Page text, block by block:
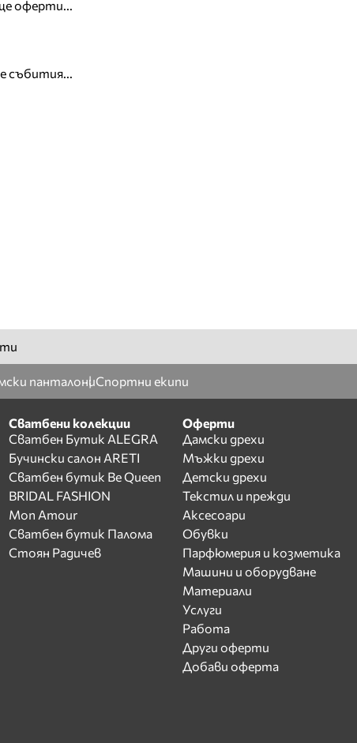
оферти...
събития...
панталониСпортни екипи
Сватбени колекции
Сватбен Бутик ALEGRA
Бучински салон ARETI
Сватбен бутик Be Queen
BRIDAL FASHION
Mon Amour
Сватбен бутик Палома
Стоян Радичев
Оферти
Дамски дрехи
Мъжки дрехи
Детски дрехи
Текстил и прежди
Аксесоари
Обувки
Парфюмерия и козметика
Машини и оборудване
Материали
Услуги
Работа
Други оферти
Добави оферта